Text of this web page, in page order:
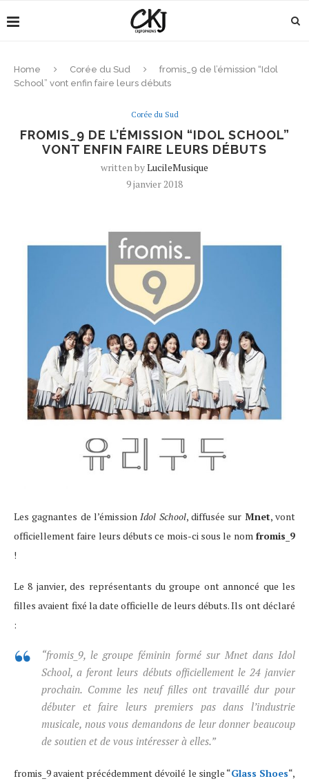
Home Corée du Sud
fromis_9 de l’émission “Idol
School” vont enfin faire leurs débuts
Corée du Sud
FROMIS_9 DE L’ÉMISSION “IDOL SCHOOL”
VONT ENFIN FAIRE LEURS DÉBUTS
written byLucileMusique
9 janvier 2018
Les gagnantes de l’émission Idol School, diffusée sur Mnet, vont
officiellement faire leurs débuts ce mois-ci sous le nomfromis_9
!
Le 8 janvier, des représentants du groupe ont annoncé que les
filles avaient fixé la date officielle de leurs débuts. Ils ont déclaré
:
“fromis_9, le groupe féminin formé sur Mnet dans Idol
School, a feront leurs débuts officiellement le 24 janvier
prochain. Comme les neuf filles ont travaillé dur pour
débuter et faire leurs premiers pas dans l’industrie
musicale, nous vous demandons de leur donner beaucoup
de soutien et de vous intéresser à elles.”
fromis_9 avaient précédemment dévoilé le single “Glass Shoes“,